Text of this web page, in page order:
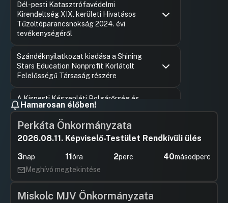
Dél-pesti Katasztrófavédelmi
Kirendeltség XIX. kerületi Hivatásos
Tűzoltóparancsnokság 2024. évi
tevékenységéről
Szándéknyilatkozat kiadása a Shining
Stars Education Nonprofit Korlátolt
Felelősségű Társaság részére
A Kispesti Készenléti Polgárőrség és
Önkéntes Tűzoltó Egyesület 2025. évi
támogatási szerződése
HozzászólásokUgrás a napirendi pontra
Budapest Főváros XIX. Kerület Kispest
…/2025. (...) önkormányzati rendelete az
Önkormányzat 2024. évi
zárszámadásáról
HozzászólásokUgrás a napirendi pontra
Hamarosan élőben!
Perkáta Önkormányzata
2026.08.11. Képviselő-Testület Rendkívüli ülés
3nap 11óra 2perc 40másodperc
Meghívó megtekintése
Miskolc MJV Önkormányzata